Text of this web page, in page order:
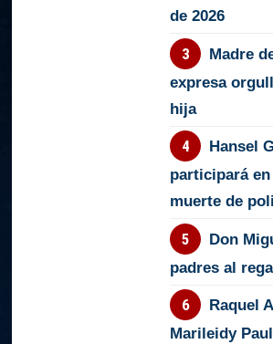
de 2026
Madre
expresa
hija
Hansel
participará
muerte de
Don
padres al
Raquel
Marileidy